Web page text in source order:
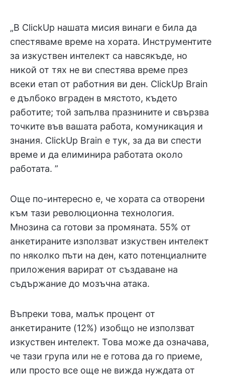
„В ClickUp нашата мисия винаги е била да
спестяваме време на хората. Инструментите
за изкуствен интелект са навсякъде, но
никой от тях не ви спестява време през
всеки етап от работния ви ден. ClickUp Brain
е дълбоко вграден в мястото, където
работите; той запълва празнините и свързва
точките във вашата работа, комуникация и
знания. ClickUp Brain е тук, за да ви спести
време и да елиминира работата около
работата. ”
Още по-интересно е, че хората са отворени
към тази революционна технология.
Мнозина са готови за промяната. 55% от
анкетираните използват изкуствен интелект
по няколко пъти на ден, като потенциалните
приложения варират от създаване на
съдържание до мозъчна атака.
Въпреки това, малък процент от
анкетираните (12%) изобщо не използват
изкуствен интелект. Това може да означава,
че тази група или не е готова да го приеме,
или просто все още не вижда нуждата от